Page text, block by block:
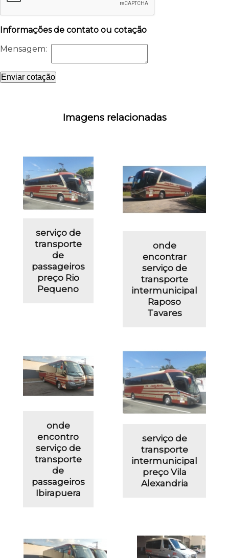
Informações de contato ou cotação
Mensagem:
Enviar cotação
Imagens relacionadas
serviço de
transporte
de
passageiros
preço Rio
Pequeno
onde
encontrar
serviço de
transporte
intermunicipal
Raposo
Tavares
onde
encontro
serviço de
transporte
de
passageiros
Ibirapuera
serviço de
transporte
intermunicipal
preço Vila
Alexandria